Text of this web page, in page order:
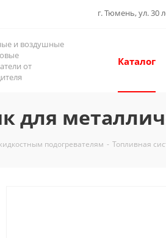
г. Тюмень, ул. 30
и воздушные
от
Каталог
для
подогревателям - Топливная